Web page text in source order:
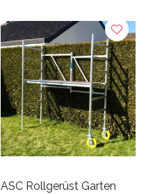
ASC Rollgerüst Garten